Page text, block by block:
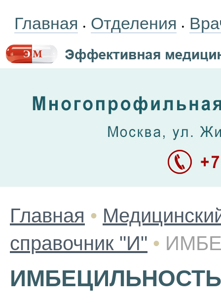
Главная • Отделения •
Главная •
справочник "И" •
ИМБЕЦИЛЬНОСТЬ